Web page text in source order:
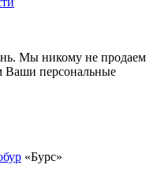
Мы никому не продаем
Ваши персональные
«Бурс»